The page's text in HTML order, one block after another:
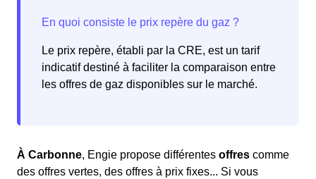
Le prix repère, établi par la CRE, est un tarif
indicatif destiné à faciliter la comparaison entre
les offres de gaz disponibles sur le marché.
À Carbonne, Engie propose différentes offres comme
des offres vertes, des offres à prix fixes... Si vous